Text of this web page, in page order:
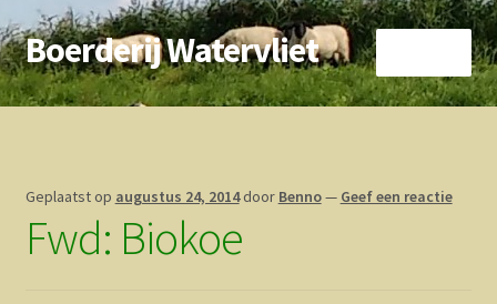
Ga
door
naar
Ga
direct
naar
Boerderij Watervliet
Home
Biokoe
Geplaatst op augustus 24, 2014 door Benno— Geef een reactie
Fwd: Biokoe